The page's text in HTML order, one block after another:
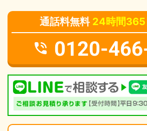
通話料無料 24時間365
0120-